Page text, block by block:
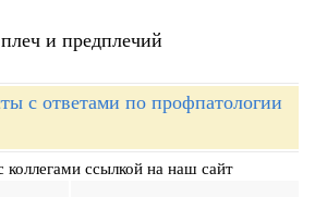
и предплечий
с ответами по профпатологии
коллегами ссылкой на наш сайт